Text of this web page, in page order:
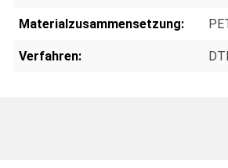
Materialzusammensetzung:
Verfahren: